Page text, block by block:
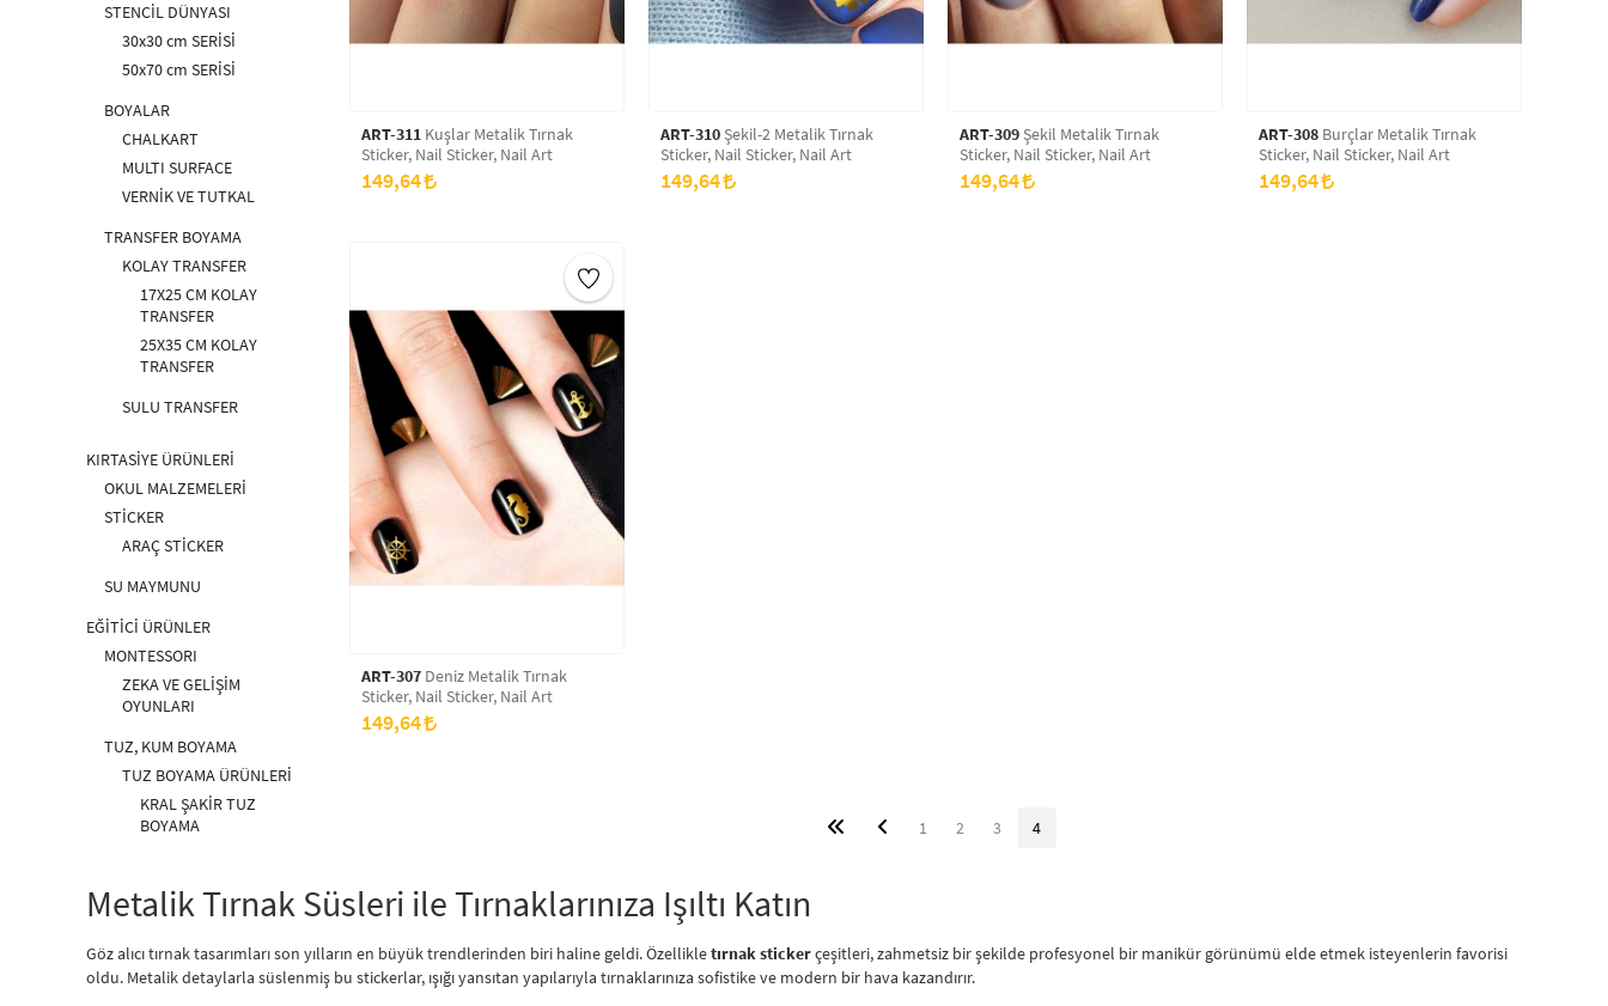
STENCİL DÜNYASI
30x30 cm SERİSİ
50x70 cm SERİSİ
BOYALAR
CHALKART
MULTI SURFACE
VERNİK VE TUTKAL
TRANSFER BOYAMA
KOLAY TRANSFER
17X25 CM KOLAY
TRANSFER
25X35 CM KOLAY
TRANSFER
SULU TRANSFER
KIRTASİYE ÜRÜNLERİ
OKUL MALZEMELERİ
STİCKER
ARAÇ STİCKER
SU MAYMUNU
EĞİTİCİ ÜRÜNLER
MONTESSORI
ZEKA VE GELİŞİM
OYUNLARI
TUZ, KUM BOYAMA
TUZ BOYAMA ÜRÜNLERİ
KRAL ŞAKİR TUZ
BOYAMA
SİMLİ TUZ BOYAMA
TUZ BOYAMA SETİ
ART-311 Kuşlar Metalik Tırnak
Sticker, Nail Sticker, Nail Art
149,64
ART-310 Şekil-2 Metalik Tırnak
Sticker, Nail Sticker, Nail Art
149,64
ART-309 Şekil Metalik Tırnak
Sticker, Nail Sticker, Nail Art
149,64
ART-308 Burçlar Metalik Tırnak
Sticker, Nail Sticker, Nail Art
149,64
ART-307 Deniz Metalik Tırnak
Sticker, Nail Sticker, Nail Art
149,64
1 2 3 4
Metalik Tırnak Süsleri ile Tırnaklarınıza Işıltı Katın
Göz alıcı tırnak tasarımları son yılların en büyük trendlerinden biri haline geldi. Özellikletırnak stickerçeşitleri, zahmetsiz bir şekilde profesyonel bir manikür görünümü elde etmek isteyenlerin favorisi
oldu. Metalik detaylarla süslenmiş bu stickerlar, ışığı yansıtan yapılarıyla tırnaklarınıza sofistike ve modern bir hava kazandırır.